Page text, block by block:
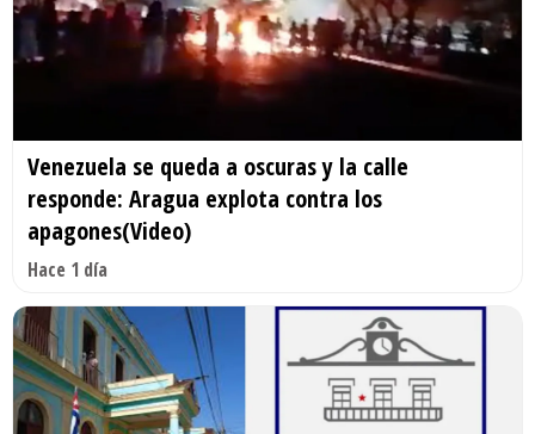
Venezuela se queda a oscuras y la calle
responde: Aragua explota contra los
apagones(Video)
Hace 1 día